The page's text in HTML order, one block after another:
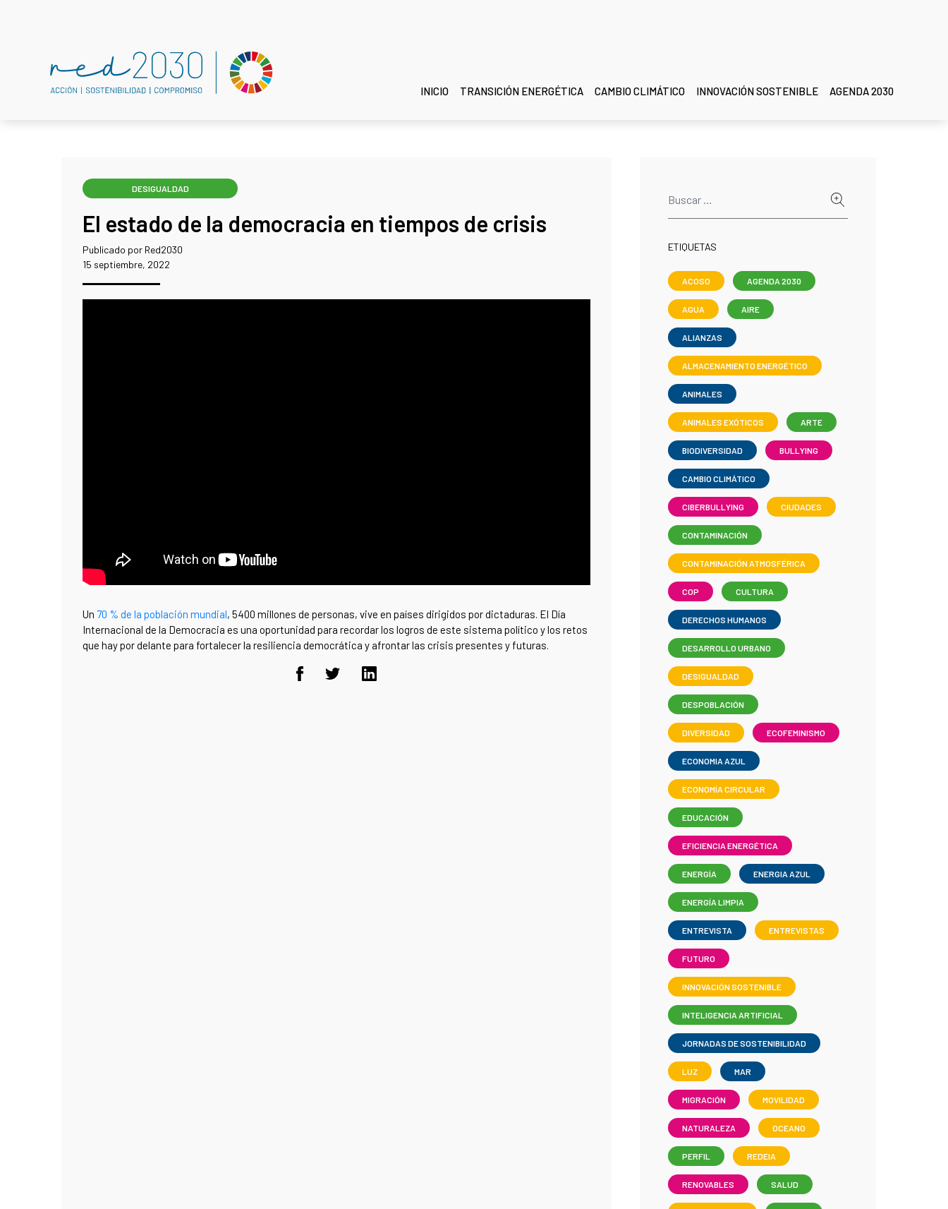
INICIO TRANSICIÓN ENERGÉTICA CAMBIO CLIMÁTICO INNOVACIÓN SOSTENIBLE AGENDA 2030
DESIGUALDAD
El estado de la democracia en tiempos de crisis
Publicado por Red2030
15 septiembre, 2022
Un 70 % de la población mundial, 5400 millones de personas, vive en países dirigidos por dictaduras. El Día
Internacional de la Democracia es una oportunidad para recordar los logros de este sistema político y los retos
que hay por delante para fortalecer la resiliencia democrática y afrontar las crisis presentes y futuras.
ETIQUETAS
ACOSO AGENDA 2030
AGUA AIRE
ALIANZAS
ALMACENAMIENTO ENERGÉTICO
ANIMALES
ANIMALES EXÓTICOS ARTE
BIODIVERSIDAD BULLYING
CAMBIO CLIMÁTICO
CIBERBULLYING CIUDADES
CONTAMINACIÓN
CONTAMINACIÓN ATMOSFÉRICA
COP CULTURA
DERECHOS HUMANOS
DESARROLLO URBANO
DESIGUALDAD
DESPOBLACIÓN
DIVERSIDAD ECOFEMINISMO
ECONOMIA AZUL
ECONOMÍA CIRCULAR
EDUCACIÓN
EFICIENCIA ENERGÉTICA
ENERGÍA ENERGIA AZUL
ENERGÍA LIMPIA
ENTREVISTA ENTREVISTAS
FUTURO
INNOVACIÓN SOSTENIBLE
INTELIGENCIA ARTIFICIAL
JORNADAS DE SOSTENIBILIDAD
LUZ MAR
MIGRACIÓN MOVILIDAD
NATURALEZA OCEANO
PERFIL REDEIA
RENOVABLES SALUD